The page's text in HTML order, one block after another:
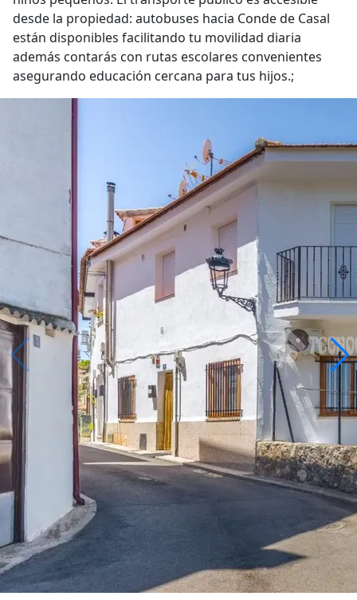
desde la propiedad: autobuses hacia Conde de Casal
están disponibles facilitando tu movilidad diaria
además contarás con rutas escolares convenientes
asegurando educación cercana para tus hijos.;